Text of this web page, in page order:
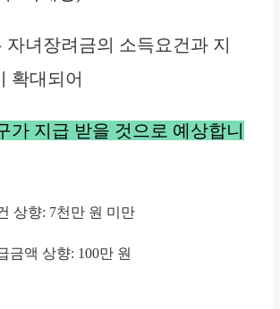
자녀장려금의 소득요건과 지
확대되어
가 지급 받을 것으로 예상합니
상향: 7천만 원 미만
금액 상향: 100만 원